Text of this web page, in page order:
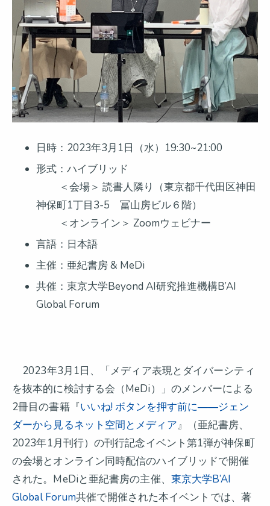
日時：2023年3月1日（水）19:30~21:00
形式：ハイブリッド
＜会場＞ 読書人隣り（東京都千代田区神田
神保町1丁目3-5 冨山房ビル６階）
＜オンライン＞ Zoomウェビナー
言語：日本語
主催：亜紀書房 & MeDi
共催：東京大学Beyond AI研究推進機構B’AI
Global Forum
2023年3月1日、「メディア表現とダイバーシティ
を抜本的に検討する会（MeDi）」のメンバーによる
2冊目の書籍『いいね! ボタンを押す前に——ジェン
ダーから見るネット空間とメディア』（亜紀書房、
2023年1月刊行）の刊行記念イベント第1弾が神保町
の会場とオンライン同時配信のハイブリッドで開催
された。MeDiと亜紀書房の主催、 東京大学B’AI
Global Forum共催で開催された本イベントでは、著